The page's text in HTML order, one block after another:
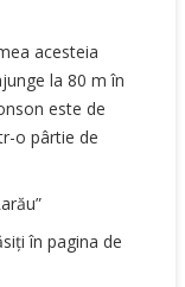
acesteia
la 80 m în
este de
o pârtie de
în pagina de